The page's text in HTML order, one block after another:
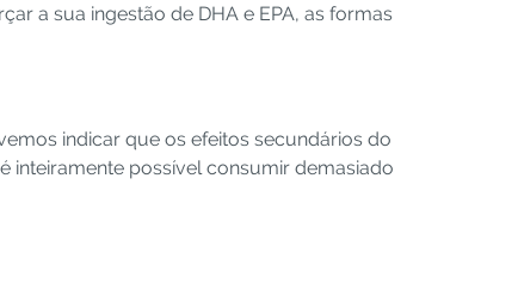
a sua ingestão de DHA e EPA, as formas
indicar que os efeitos secundários do
inteiramente possível consumir demasiado